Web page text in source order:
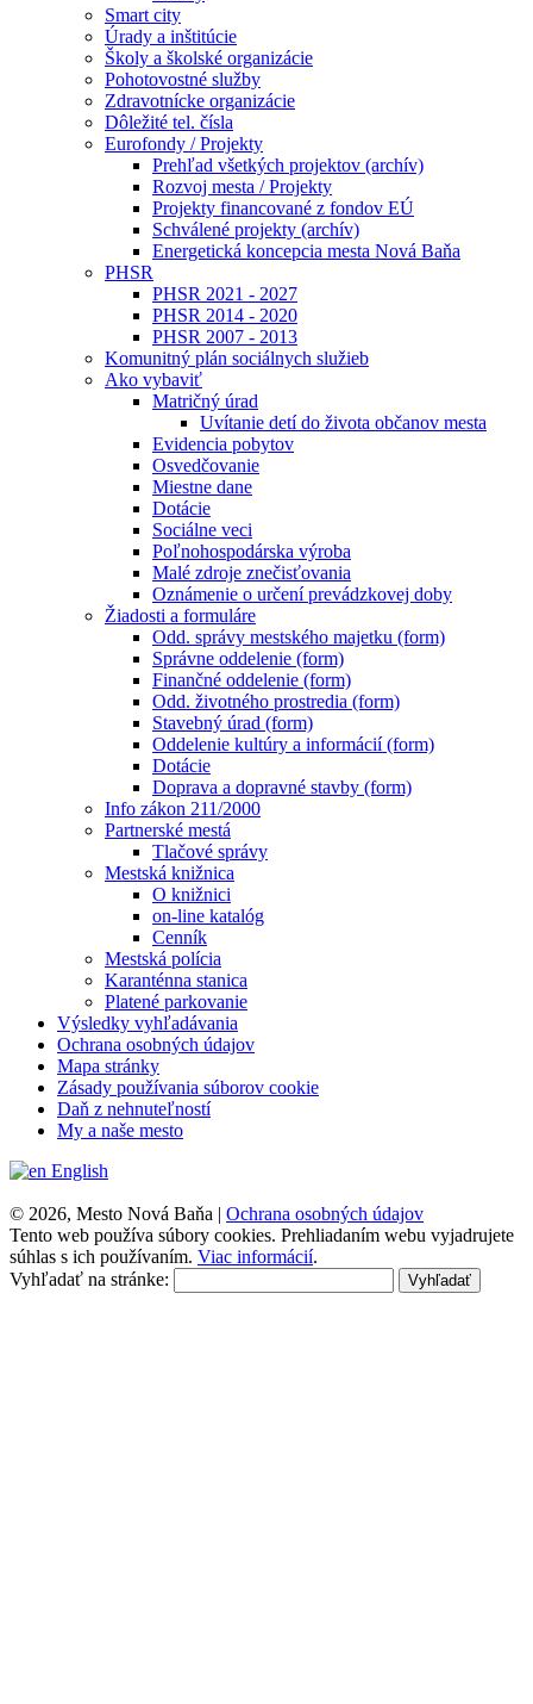
Smart city
Úrady a inštitúcie
Školy a školské organizácie
Pohotovostné služby
Zdravotnícke organizácie
Dôležité tel. čísla
Eurofondy / Projekty
Prehľad všetkých projektov (archív)
Rozvoj mesta / Projekty
Projekty financované z fondov EÚ
Schválené projekty (archív)
Energetická koncepcia mesta Nová Baňa
PHSR
PHSR 2021 - 2027
PHSR 2014 - 2020
PHSR 2007 - 2013
Komunitný plán sociálnych služieb
Ako vybaviť
Matričný úrad
Uvítanie detí do života občanov mesta
Evidencia pobytov
Osvedčovanie
Miestne dane
Dotácie
Sociálne veci
Poľnohospodárska výroba
Malé zdroje znečisťovania
Oznámenie o určení prevádzkovej doby
Žiadosti a formuláre
Odd. správy mestského majetku (form)
Správne oddelenie (form)
Finančné oddelenie (form)
Odd. životného prostredia (form)
Stavebný úrad (form)
Oddelenie kultúry a informácií (form)
Dotácie
Doprava a dopravné stavby (form)
Info zákon 211/2000
Partnerské mestá
Tlačové správy
Mestská knižnica
O knižnici
on-line katalóg
Cenník
Mestská polícia
Karanténna stanica
Platené parkovanie
Výsledky vyhľadávania
Ochrana osobných údajov
Mapa stránky
Zásady používania súborov cookie
Daň z nehnuteľností
My a naše mesto
English
© 2026, Mesto Nová Baňa | Ochrana osobných údajov
Tento web používa súbory cookies. Prehliadaním webu vyjadrujete
súhlas s ich používaním. Viac informácií.
Vyhľadať na stránke:
Vyhľadať